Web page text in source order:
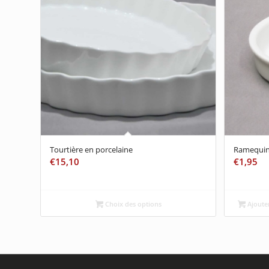
Tourtière en porcelaine
€15,10
Choix des options
€1,95